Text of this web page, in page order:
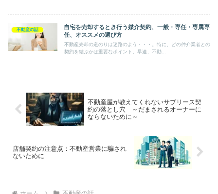
不動産の話
自宅を売却するとき行う媒介契約、一般・専任・専属専
任、オススメの選び方
不動産売却の道のりは迷路のよう・・・。特に、どの仲介業者との
契約を結ぶかは重要なポイント。早速、不動...
不動産屋が教えてくれないサブリース契
約の落とし穴 ～だまされるオーナーに
ならないために～
店舗契約の注意点：不動産営業に騙され
ないために